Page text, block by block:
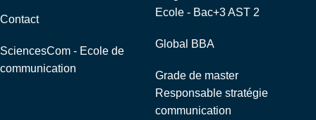
Contact
SciencesCom - Ecole de
communication
Ecole - Bac+3 AST 2
Global BBA
Grade de master
Responsable stratégie
communication